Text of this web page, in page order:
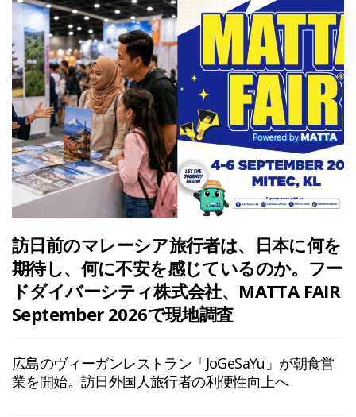
訪日前のマレーシア旅行者は、日本に何を
期待し、何に不安を感じているのか。フー
ドダイバーシティ株式会社、MATTA FAIR
September 2026で現地調査
広島のヴィーガンレストラン「JoGeSaYu」が朝食営
業を開始。訪日外国人旅行者の利便性向上へ